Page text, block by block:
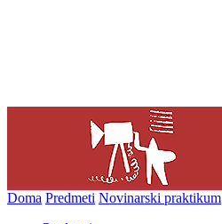
Doma Predmeti Novinarski praktikum